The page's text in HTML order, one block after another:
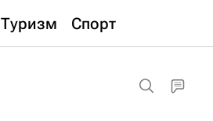
Туризм Спорт